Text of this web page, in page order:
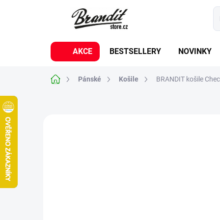
AKCE BESTSELLERY NOVINKY
Domů Pánské Košile BRANDIT košile